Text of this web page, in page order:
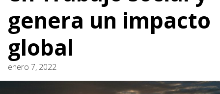
genera un impacto
global
enero 7, 2022